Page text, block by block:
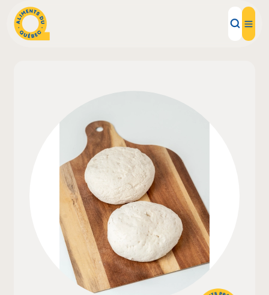
Recettes
Inspirations d'ici
Restaurants
Institutions
À propos